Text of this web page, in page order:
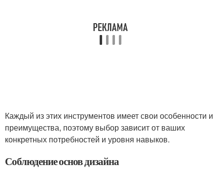
Каждый из этих инструментов имеет свои особенности и
преимущества, поэтому выбор зависит от ваших
конкретных потребностей и уровня навыков.
Соблюдение основ дизайна